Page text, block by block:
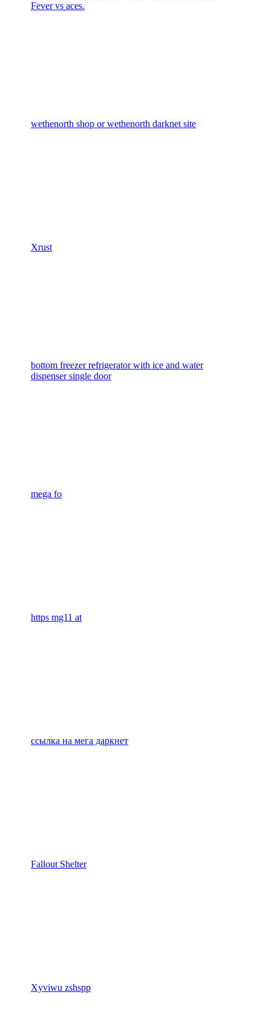
Fever vs aces.
wethenorth shop or wethenorth darknet site
Xrust
bottom freezer refrigerator with ice and water
dispenser single door
mega fo
https mg11 at
ссылка на мега даркнет
Fallout Shelter
Xyviwu zshspp